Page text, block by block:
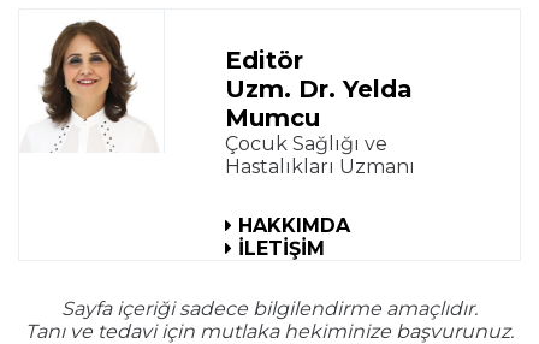
Editör
Uzm. Dr. Yelda
Mumcu
Çocuk Sağlığı ve
Hastalıkları Uzmanı
HAKKIMDA
İLETİŞİM
Sayfa içeriği sadece bilgilendirme amaçlıdır.
Tanı ve tedavi için mutlaka hekiminize başvurunuz.